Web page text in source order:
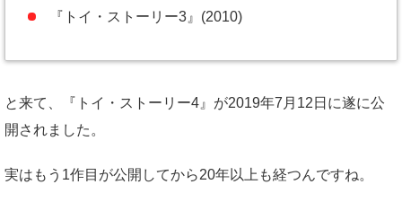
『トイ・ストーリー3』(2010)
と来て、『トイ・ストーリー4』が2019年7月12日に遂に公
開されました。
実はもう1作目が公開してから20年以上も経つんですね。